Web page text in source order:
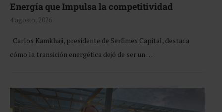
Energía que Impulsa la competitividad
4 agosto, 2026
Carlos Kamkhaji, presidente de Serfimex Capital, destaca
cómo la transición energética dejó de ser un …